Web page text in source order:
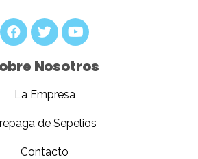
Nosotros
La Empresa
de Sepelios
Contacto